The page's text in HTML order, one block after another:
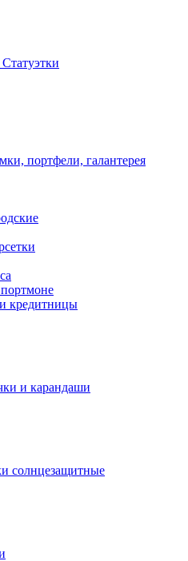
Статуэтки
портфели, галантерея
кредитницы
и карандаши
солнцезащитные